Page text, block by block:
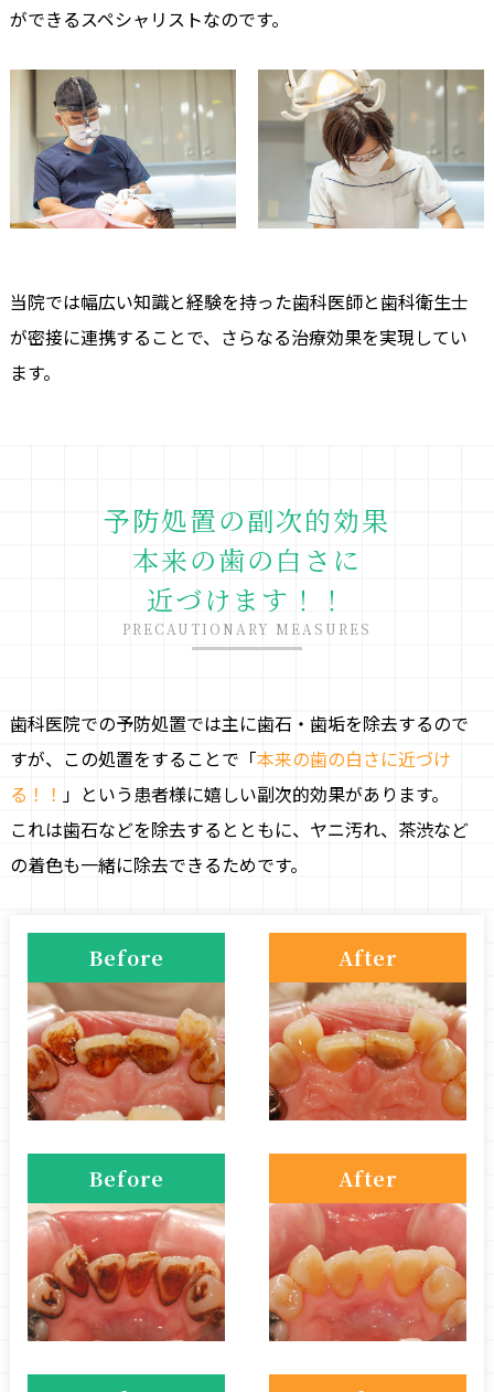
ができるスペシャリストなのです。
当院では幅広い知識と経験を持った歯科医師と歯科衛生士
が密接に連携することで、さらなる治療効果を実現してい
ます。
予防処置の副次的効果
本来の歯の白さに
近づけます！！
PRECAUTIONARY MEASURES
歯科医院での予防処置では主に歯石・歯垢を除去するので
すが、この処置をすることで「本来の歯の白さに近づけ
る！！ 」という患者様に嬉しい副次的効果があります。
これは歯石などを除去するとともに、ヤニ汚れ、茶渋など
の着色も一緒に除去できるためです。
Before After
Before After